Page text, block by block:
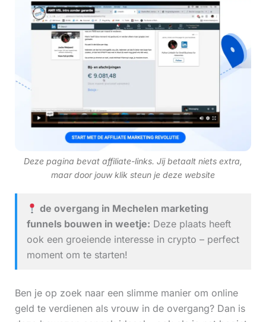
Deze pagina bevat affiliate-links. Jij betaalt niets extra,
maar door jouw klik steun je deze website
de overgang in Mechelen marketing
funnels bouwen in weetje: Deze plaats heeft
ook een groeiende interesse in crypto – perfect
moment om te starten!
Ben je op zoek naar een slimme manier om online
geld te verdienen als vrouw in de overgang? Dan is